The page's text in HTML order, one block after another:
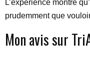
L’expérience montre
prudemment que
Mon avis sur